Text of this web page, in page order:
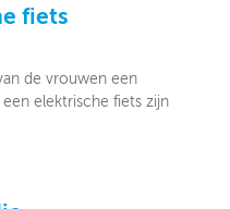
fiets
de vrouwen een
elektrische fiets zijn